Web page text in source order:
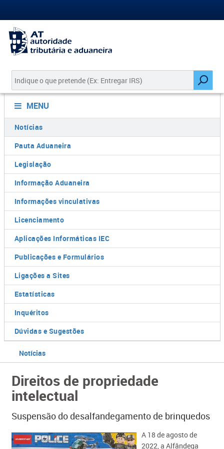
MENU
Notícias
Pauta Aduaneira
Legislação
Informação Aduaneira
Informações vinculativas
Licenciamento
Aplicações Informáticas IEC
Publicações e Formulários
Ligações a Sites
Estatísticas
Inquéritos
Dúvidas e Sugestões
Notícias
Direitos de propriedade
intelectual
Suspensão do desalfandegamento de brinquedos
​A 18 de agosto de
2022, a Alfândega